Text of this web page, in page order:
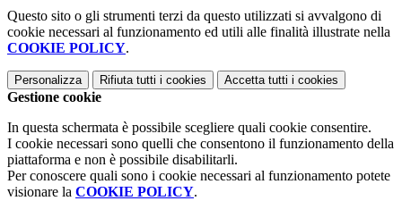
Questo sito o gli strumenti terzi da questo utilizzati si avvalgono di
cookie necessari al funzionamento ed utili alle finalità illustrate nella
COOKIE POLICY.
Personalizza Rifiuta tutti i cookies Accetta tutti i cookies
Gestione cookie
In questa schermata è possibile scegliere quali cookie consentire.
I cookie necessari sono quelli che consentono il funzionamento della
piattaforma e non è possibile disabilitarli.
Per conoscere quali sono i cookie necessari al funzionamento potete
visionare la COOKIE POLICY.